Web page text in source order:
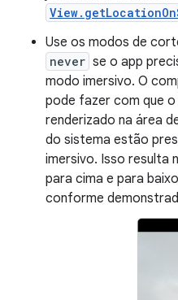
Use os modos de
never se o app
modo imersivo. O
pode fazer com que
renderizado na área
do sistema estão
imersivo. Isso resulta
para cima e para
conforme